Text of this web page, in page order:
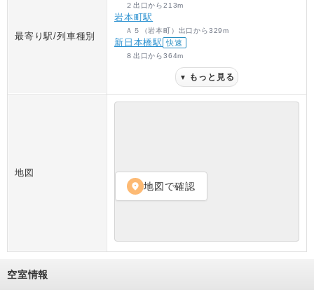
最寄り駅/列車種別
２出口から213m
岩本町駅
Ａ５（岩本町）出口から329m
新日本橋駅 快速
８出口から364m
▼ もっと見る
地図
location_on 地図で確認
空室情報